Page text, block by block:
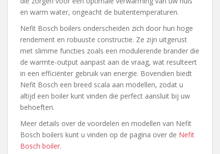
en warm water, ongeacht de buitentemperaturen.
Nefit Bosch boilers onderscheiden zich door hun hoge
rendement en robuuste constructie. Ze zijn uitgerust
met slimme functies zoals een modulerende brander die
de warmte-output aanpast aan de vraag, wat resulteert
in een efficiënter gebruik van energie. Bovendien biedt
Nefit Bosch een breed scala aan modellen, zodat u
altijd een boiler kunt vinden die perfect aansluit bij uw
behoeften.
Meer details over de voordelen en modellen van Nefit
Bosch boilers kunt u vinden op de pagina over de Nefit
Bosch boiler.